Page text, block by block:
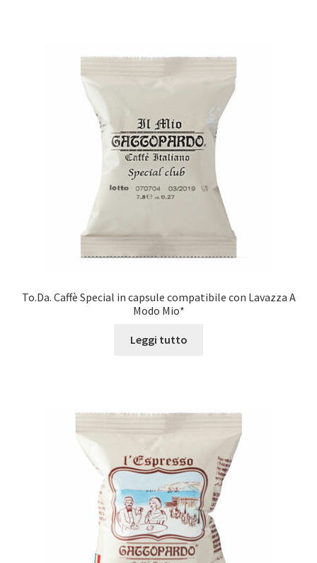
To.Da. Caffè Special in capsule compatibile con Lavazza A
Modo Mio*
Leggi tutto